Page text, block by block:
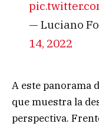
— Luciano
14, 2022
A este panorama
que muestra la
perspectiva.